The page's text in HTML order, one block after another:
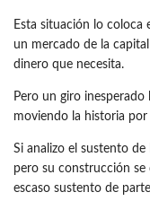
Esta situación lo coloca
un mercado de la
dinero que necesita.
Pero un giro
moviendo la historia
Si analizo el sustento
pero su construcción
escaso sustento de